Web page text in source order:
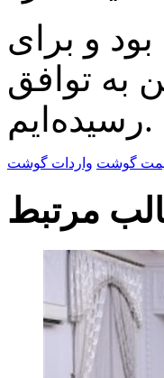
و برای
به توافق
رسیده‌ایم.
گوشت واردات گوشت
مرتبط